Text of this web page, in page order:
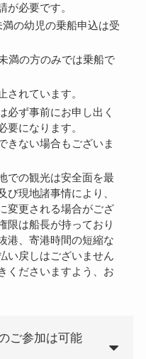
が必要です。
の幼児の乗船申込は受
満の方のみでは乗船で
されています。
必ず事前にお申し出く
要になります。
きない場合もございま
での観光は安全面を最
び現地諸事情により、
変更される場合がござ
限は船長が持っており
港、寄港時間の短縮な
い戻しはございません
くださいますよう、お
ご参加は可能